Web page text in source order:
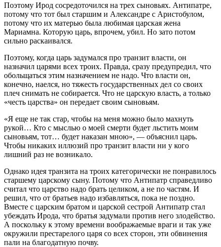
Поэтому Ирод сосредоточился на трех сыновьях. Антипатре,
потому что тот был старшим и Александре с Аристобулом,
потому что их матерью была любимая царская жена
Мариамна. Которую царь, впрочем, убил. Но зато потом
сильно раскаивался.
Поэтому, когда царь задумался про транзит власти, он
назначил царями всех троих. Правда, сразу предупредил, что
обольщаться этим назначением не надо. Что власти он,
конечно, наелся, но тяжесть государственных дел со своих
плеч снимать не собирается. Что не царскую власть, а только
«честь царства» он передает своим сыновьям.
«Я еще не так стар, чтобы на меня можно было махнуть
рукой… Кто с мыслью о моей смерти будет льстить моим
сыновьям, тот… будет наказан мною», — объяснил царь.
Чтобы никаких иллюзий про транзит власти ни у кого
лишний раз не возникало.
Однако идея транзита на троих категорически не понравилось
старшему царскому сыну. Потому что Антипатр справедливо
считал что царство надо брать целиком, а не по частям. И
решил, что от братьев надо избавляться, пока не поздно.
Вместе с царским братом и царской сестрой Антипатр стал
убеждать Ирода, что братья задумали против него злодейство.
А поскольку к этому времени воображаемые враги и так уже
окружили престарелого царя со всех сторон, эти обвинения
пали на благодатную почву.